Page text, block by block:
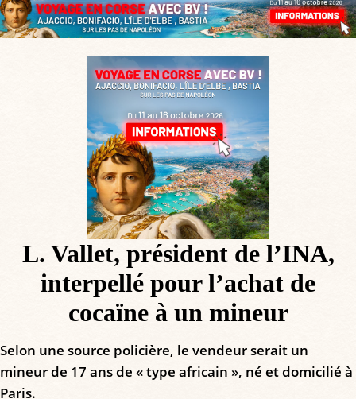
L. Vallet, président de l’INA,
interpellé pour l’achat de
cocaïne à un mineur
Selon une source policière, le vendeur serait un
mineur de 17 ans de « type africain », né et domicilié à
Paris.